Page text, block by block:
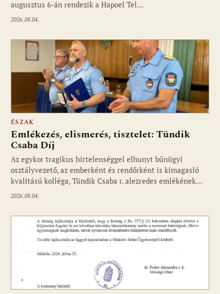
augusztus 6-án rendezik a Hapoel Tel…
2026.08.04.
ÉSZAK
Emlékezés, elismerés, tisztelet: Tündik
Csaba Díj
Az egykor tragikus hirtelenséggel elhunyt bűnügyi
osztályvezető, az emberként és rendőrként is kimagasló
kvalitású kolléga, Tündik Csaba r. alezredes emlékének…
2026.08.04.